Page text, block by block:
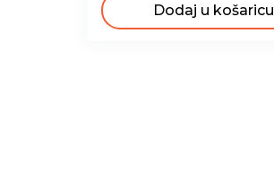
Dodaj u košaricu